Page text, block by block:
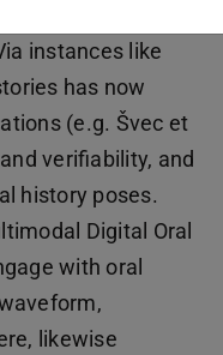
that may
instances like
has now
(e.g. Švec et
verifiability, and
history poses.
Digital Oral
with oral
likewise